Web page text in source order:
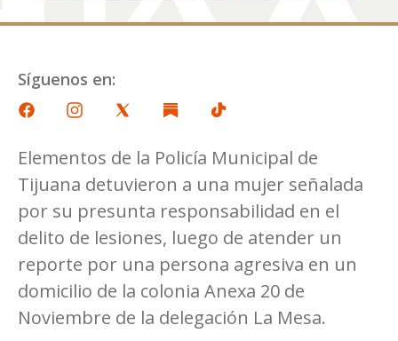
Síguenos en:
Elementos de la Policía Municipal de
Tijuana detuvieron a una mujer señalada
por su presunta responsabilidad en el
delito de lesiones, luego de atender un
reporte por una persona agresiva en un
domicilio de la colonia Anexa 20 de
Noviembre de la delegación La Mesa.